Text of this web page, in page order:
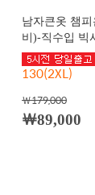
남자큰옷 챔
비)-직수입 빅
130(2XL)
￦179,000
￦89,000